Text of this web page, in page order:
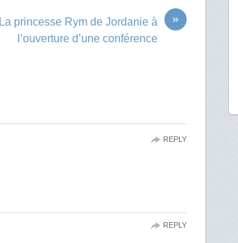
»
La princesse Rym de Jordanie à
l’ouverture d’une conférence
REPLY
REPLY